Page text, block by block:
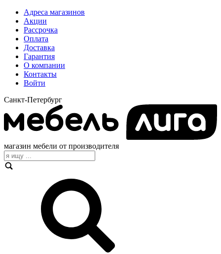
Адреса магазинов
Акции
Рассрочка
Оплата
Доставка
Гарантия
О компании
Контакты
Войти
Санкт-Петербург
магазин мебели от производителя